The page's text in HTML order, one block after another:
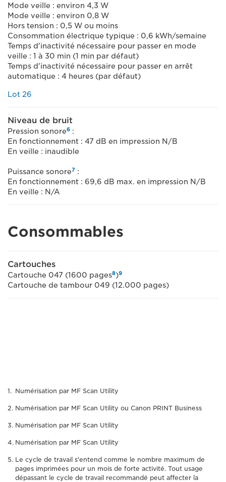
Mode veille : environ 4,3 W
Mode veille : environ 0,8 W
Hors tension : 0,5 W ou moins
Consommation électrique typique : 0,6 kWh/semaine
Temps d'inactivité nécessaire pour passer en mode
veille : 1 à 30 min (1 min par défaut)
Temps d'inactivité nécessaire pour passer en arrêt
automatique : 4 heures (par défaut)
Lot 26
Niveau de bruit
Pression sonore6 :
En fonctionnement : 47 dB en impression N/B
En veille : inaudible
Puissance sonore7 :
En fonctionnement : 69,6 dB max. en impression N/B
En veille : N/A
Consommables
Cartouches
Cartouche 047 (1600 pages8)9
Cartouche de tambour 049 (12.000 pages)
Numérisation par MF Scan Utility
Numérisation par MF Scan Utility ou Canon PRINT Business
Numérisation par MF Scan Utility
Numérisation par MF Scan Utility
Le cycle de travail s'entend comme le nombre maximum de
pages imprimées pour un mois de forte activité. Tout usage
dépassant le cycle de travail recommandé peut affecter la